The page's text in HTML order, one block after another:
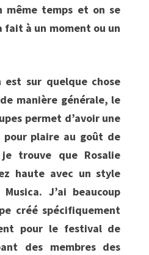
même temps et on se
fait à un moment ou un
est sur quelque chose
manière générale, le
permet d’avoir une
plaire au goût de
trouve que Rosalie
haute avec un style
J’ai beaucoup
créé spécifiquement
pour le festival de
des membres des